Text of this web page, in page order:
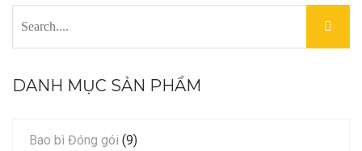
DANH MỤC SẢN PHẨM
Bao bì Đóng gói (9)